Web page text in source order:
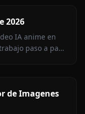
2026
IA anime en
paso a paso
de Imagenes